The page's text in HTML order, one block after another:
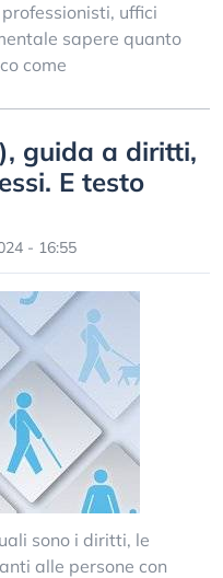
uffici
sapere quanto
come
guida a diritti,
E testo
- 16:55
sono i diritti, le
alle persone con